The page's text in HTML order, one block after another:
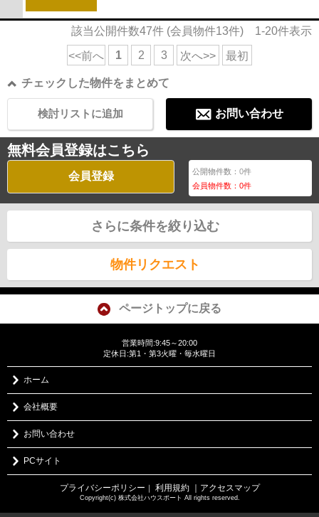
該当公開件数47件 (会員物件13件) 1-20件表示
<<前へ 1 2 3 次へ>> 最初
チェックした物件をまとめて
お問い合わせ
検討リストに追加
無料会員登録はこちら
会員登録 公開物件数：0件
会員物件数：0件
さらに条件を絞り込む
物件リクエスト
ページトップに戻る
営業時間:9:45～20:00
定休日:第1・第3火曜・毎水曜日
ホーム
会社概要
お問い合わせ
PCサイト
プライバシーポリシー ｜ 利用規約 ｜アクセスマップ
Copyright(c) 株式会社ハウスポート All rights reserved.